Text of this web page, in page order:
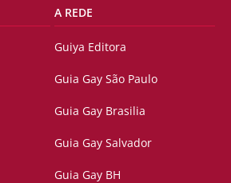
A REDE
Guiya Editora
Guia Gay São Paulo
Guia Gay Brasilia
Guia Gay Salvador
Guia Gay BH